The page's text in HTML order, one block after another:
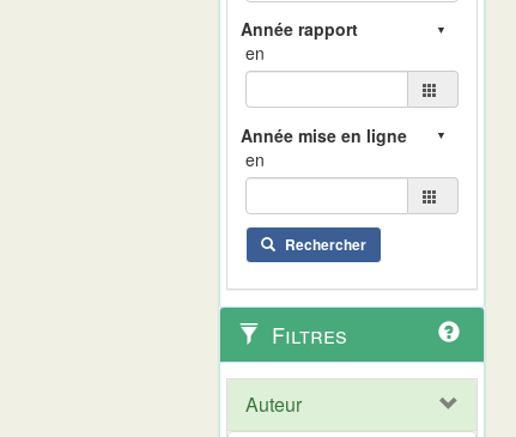
en
en
Rechercher
Filtres
Auteur